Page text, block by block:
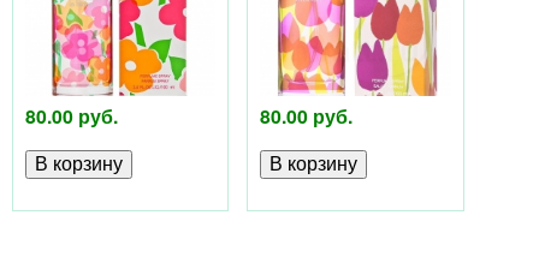
й
в
о
80.00 руб. 80.00 руб.